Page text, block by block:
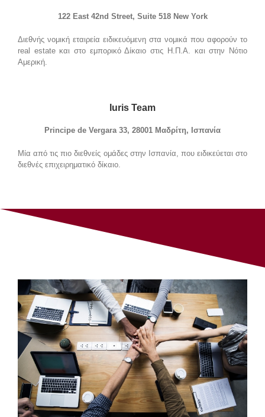
122 East 42nd Street, Suite 518 New York
Διεθνής νομική εταιρεία ειδικευόμενη στα νομικά που αφορούν το
real estate και στο εμπορικό Δίκαιο στις Η.Π.Α. και στην Νότιο
Αμερική.
Iuris Team
Principe de Vergara 33, 28001 Μαδρίτη, Ισπανία
Μία από τις πιο διεθνείς ομάδες στην Ισπανία, που ειδικεύεται στο
διεθνές επιχειρηματικό δίκαιο.